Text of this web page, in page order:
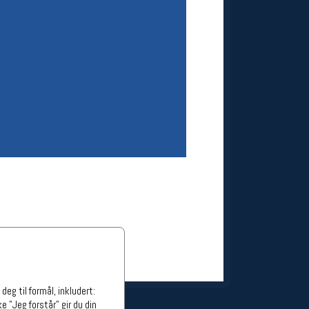
til formål, inkludert:
"Jeg forstår" gir du din